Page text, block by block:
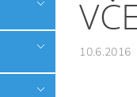
10.6.2016